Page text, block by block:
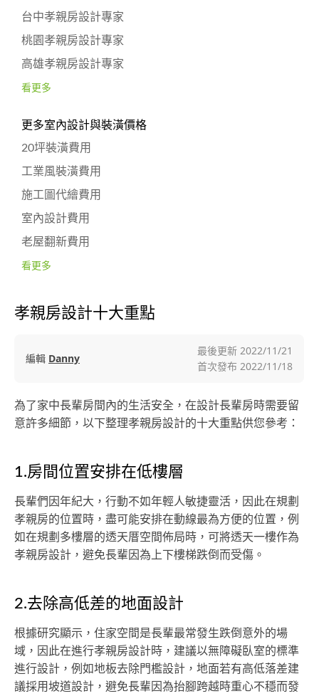
台中孝親房設計專家
桃園孝親房設計專家
高雄孝親房設計專家
看更多
更多室內設計與裝潢價格
20坪裝潢費用
工業風裝潢費用
施工圖代繪費用
室內設計費用
老屋翻新費用
看更多
孝親房設計十大重點
編輯 Danny
最後更新 2022/11/21
首次發布 2022/11/18
為了家中長輩房間內的生活安全，在設計長輩房時需要留
意許多細節，以下整理孝親房設計的十大重點供您參考：
1.房間位置安排在低樓層
長輩們因年紀大，行動不如年輕人敏捷靈活，因此在規劃
孝親房的位置時，盡可能安排在動線最為方便的位置，例
如在規劃多樓層的透天厝空間佈局時，可將透天一樓作為
孝親房設計，避免長輩因為上下樓梯跌倒而受傷。
2.去除高低差的地面設計
根據研究顯示，住家空間是長輩最常發生跌倒意外的場
域，因此在進行孝親房設計時，建議以無障礙臥室的標準
進行設計，例如地板去除門檻設計，地面若有高低落差建
議採用坡道設計，避免長輩因為抬腳跨越時重心不穩而發